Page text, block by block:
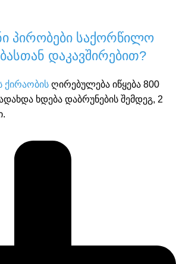
პირობები საქორწილო
დაკავშირებით?
ქირაობის ღირებულება იწყება 800
ხდება დაბრუნების შემდეგ, 2